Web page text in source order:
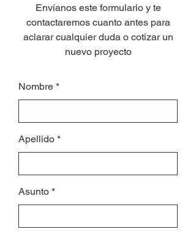
Envíanos este formulario y te
contactaremos cuanto antes para
aclarar cualquier duda o cotizar un
nuevo proyecto
Nombre
Apellido
Asunto